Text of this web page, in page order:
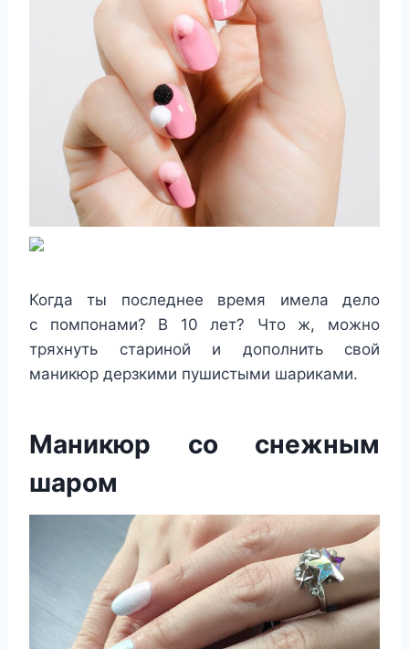
Когда ты последнее время имела дело
с помпонами? В 10 лет? Что ж, можно
тряхнуть стариной и дополнить свой
маникюр дерзкими пушистыми шариками.
Маникюр со снежным
шаром